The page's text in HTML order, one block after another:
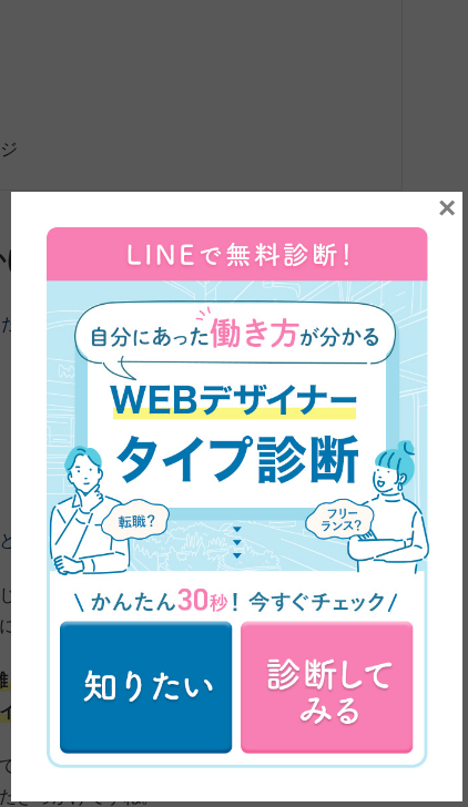
きました。よろしくお願いします。
思ったきっかけや理由を教えてください。
ゃあ次何やろうかなって考えていた頃に、たまたま
WEBデザイナーという仕事を知りました。
いですよ」ってずっと言われ続けていたんですよ
ンスクールの動画に出会ったんです。
も好きだったので、「これがいいんじゃないかな」
きっかけですね。
×